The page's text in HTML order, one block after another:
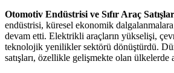
Otomotiv Endüstrisi ve Sıfır Araç
endüstrisi, küresel ekonomik
devam etti. Elektrikli araçların yükselişi,
teknolojik yenilikler sektörü dönüştürdü.
satışları, özellikle gelişmekte olan ülkelerde